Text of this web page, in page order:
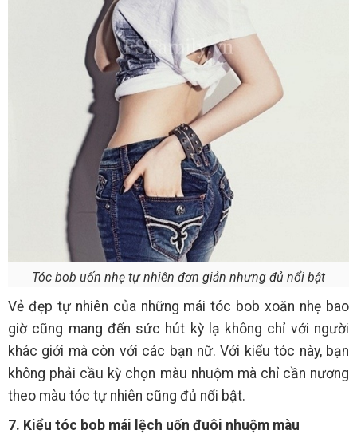
Tóc bob uốn nhẹ tự nhiên đơn giản nhưng đủ nổi bật
Vẻ đẹp tự nhiên của những mái tóc bob xoăn nhẹ bao
giờ cũng mang đến sức hút kỳ lạ không chỉ với người
khác giới mà còn với các bạn nữ. Với kiểu tóc này, bạn
không phải cầu kỳ chọn màu nhuộm mà chỉ cần nương
theo màu tóc tự nhiên cũng đủ nổi bật.
7. Kiểu tóc bob mái lệch uốn đuôi nhuộm màu